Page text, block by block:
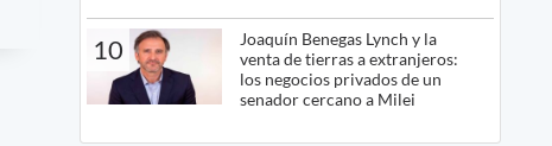
10
Joaquín Benegas Lynch y la
venta de tierras a extranjeros:
los negocios privados de un
senador cercano a Milei